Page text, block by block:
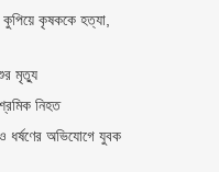
কুপিয়ে কৃষককে হত্যা,
মৃত্যু
নিহত
ধর্ষণের অভিযোগে যুবক